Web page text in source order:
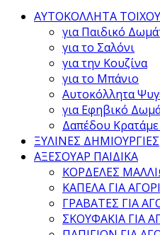
ΑΥΤΟΚΟΛΛΗΤΑ ΤΟΙΧΟΥ
για Παιδικό
για το Σαλόνι
για την Κουζίνα
για το Μπάνιο
Αυτοκόλλητα
για Εφηβικό
Δαπέδου
ΞΥΛΙΝΕΣ ΔΗΜΙΟΥΡΓΙΕΣ
ΑΞΕΣΟΥΑΡ ΠΑΙΔΙΚΑ
ΚΟΡΔΕΛΕΣ
ΚΑΠΕΛΑ ΓΙΑ
ΓΡΑΒΑΤΕΣ ΓΙΑ
ΣΚΟΥΦΑΚΙΑ ΓΙΑ